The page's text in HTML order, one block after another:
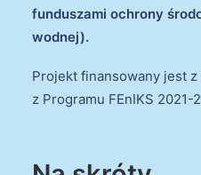
funduszami ochrony
wodnej).
Projekt finansowany jest
z Programu FEnIKS 2021-